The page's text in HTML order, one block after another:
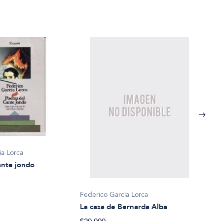
Lorca
jondo
Federico García Lorca
La casa de Bernarda Alba